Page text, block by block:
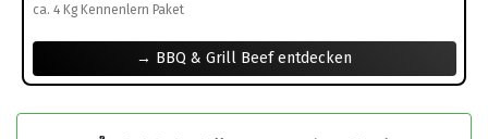
ca. 4 Kg Kennenlern Paket
→ BBQ & Grill Beef entdecken